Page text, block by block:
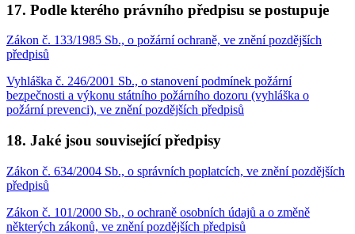
17. Podle kterého právního předpisu se postupuje
Zákon č. 133/1985 Sb., o požární ochraně, ve znění pozdějších
předpisů
Vyhláška č. 246/2001 Sb., o stanovení podmínek požární
bezpečnosti a výkonu státního požárního dozoru (vyhláška o
požární prevenci), ve znění pozdějších předpisů
18. Jaké jsou související předpisy
Zákon č. 634/2004 Sb., o správních poplatcích, ve znění pozdějších
předpisů
Zákon č. 101/2000 Sb., o ochraně osobních údajů a o změně
některých zákonů, ve znění pozdějších předpisů